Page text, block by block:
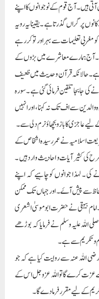
آتی ہیں ۔آج قوم کے نوجوانوں کا اپنے
پر گراں گذرتا ہے ۔ یقینا یہ رویہ
مغربی تعلیمات سے بہراور تو کررہے
۔آج ہمارے معاشرے میں بڑوں کے
ہے ۔ حالانکہ قرآن و حدیث میں ظعیف
جابجا تلقین فرمائی گئی ہے ۔ سورہ
و عمر رسیدہ والدین سے اف تک نہ کہنا ، اور انہیں
لیے عاجزی کا بازو بچھاؤ نرم دلی سے ۔
اسلامیہ نے عمر رسیدہ اشخاص کے
کی کثیر آیات و احادیث وارد ہیں ۔
۔ لہذا جوانوں کو چاہیے کہ اپنے
سے پیش آۓ ۔ اور جہاں تک ممکن
امام بیہقی نے حضرت ابو موسیٰ اشعری
علیہ وسلم نے فرمایا کہ بوڑھے
و تکریم سے ہے ۔
اللہ عنہ سے روایت کیا ہے کہ جو
عزت کرے گا تو اللہ عزوجل اس کے
کے لیے مقرر فرمادے گا۔